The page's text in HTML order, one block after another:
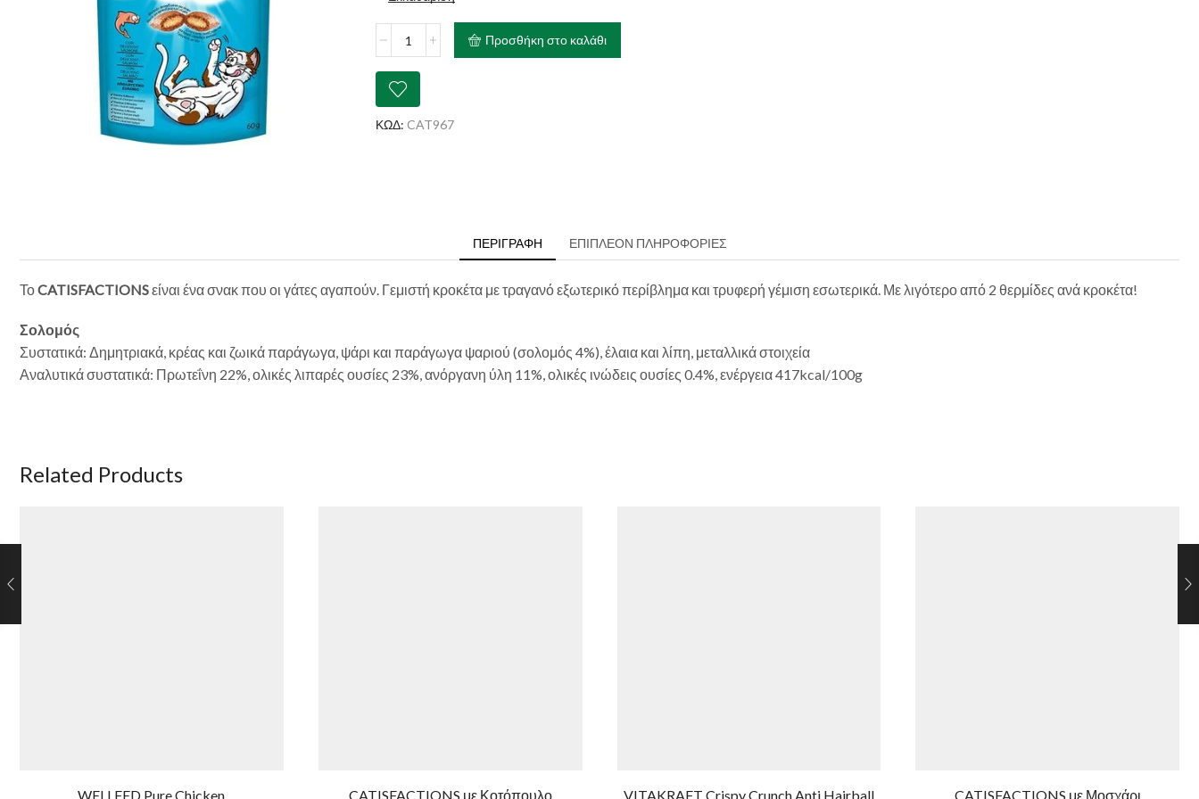
CATISFACTIONS
ποσότητα
Προσθήκη στο καλάθι
ΚΩΔ: CAT967
ΠΕΡΙΓΡΑΦΉ ΕΠΙΠΛΈΟΝ ΠΛΗΡΟΦΟΡΊΕΣ
ΤοCATISFACTIONSείναι ένα σνακ που οι γάτες αγαπούν. Γεμιστή κροκέτα με τραγανό εξωτερικό περίβλημα και τρυφερή γέμιση εσωτερικά. Με λιγότερο από 2 θερμίδες ανά κροκέτα!
Σολομός
Συστατικά: Δημητριακά, κρέας και ζωικά παράγωγα, ψάρι και παράγωγα ψαριού (σολομός 4%), έλαια και λίπη, μεταλλικά στοιχεία
Αναλυτικά συστατικά: Πρωτεΐνη 22%, ολικές λιπαρές ουσίες 23%, ανόργανη ύλη 11%, ολικές ινώδεις ουσίες 0.4%, ενέργεια 417kcal/100g
Related Products
WELLFED Pure Chicken CATISFACTIONS με Κοτόπουλο VITAKRAFT Crispy Crunch Anti Hairball CATISFACTIONS με Μοσχάρι